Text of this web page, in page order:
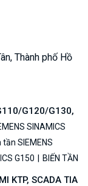
Thành phố Hồ
G120/G130,
SINAMICS
tần SIEMENS
G150 BIẾN TẦN
KTP, SCADA TIA